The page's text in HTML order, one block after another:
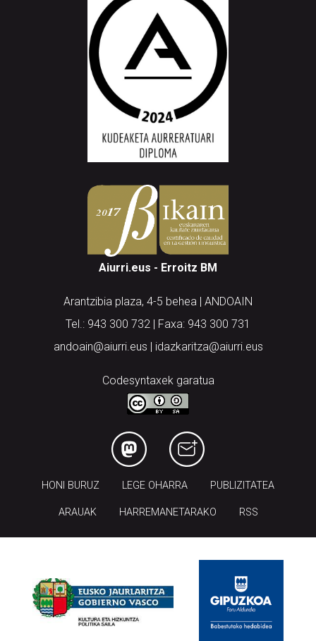
Aiurri.eus - Erroitz BM
Arantzibia plaza, 4-5 behea | ANDOAIN
Tel.: 943 300 732 | Faxa: 943 300 731
andoain@aiurri.eus | idazkaritza@aiurri.eus
Codesyntaxek garatua
HONI BURUZ LEGE OHARRA PUBLIZITATEA
ARAUAK HARREMANETARAKO RSS